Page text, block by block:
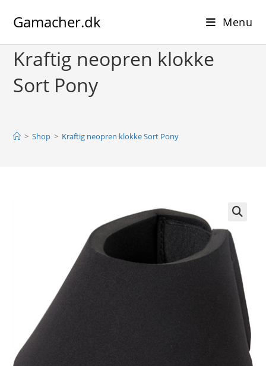
Gamacher.dk Menu
Kraftig neopren klokke
Sort Pony
> Shop > Kraftig neopren klokke Sort Pony